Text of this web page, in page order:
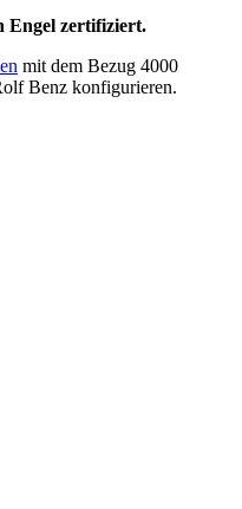
Engel zertifiziert.
mit dem Bezug 4000
Benz konfigurieren.